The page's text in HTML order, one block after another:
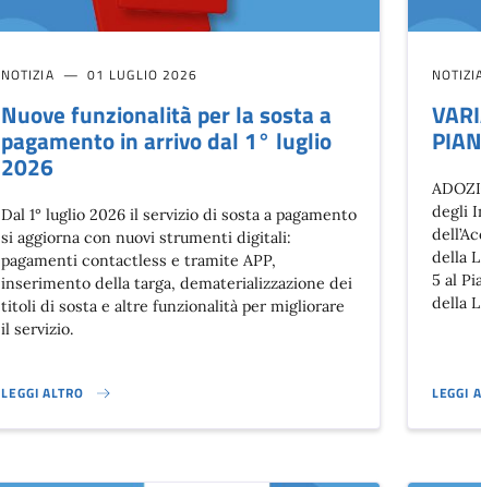
NOTIZIA 01 LUGLIO 2026
Nuove funzionalità per la sosta a
pagamento in arrivo dal 1° luglio
2026
Dal 1° luglio 2026 il servizio di sosta a pagamento
si aggiorna con nuovi strumenti digitali:
pagamenti contactless e tramite APP,
inserimento della targa, dematerializzazione dei
titoli di sosta e altre funzionalità per migliorare
il servizio.
LEGGI ALTRO
NUOVE FUNZIONALITÀ PER LA SOSTA A PAGAMENTO IN ARRIVO DAL 1°
degli
della
5 al
della
LEGGI